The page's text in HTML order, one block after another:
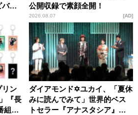
バリ
公開収録で素顔全開！
2026.08.07 AD
リン
『長
組グ
ダイアモンド✡ユカイ、「夏休
みに読んでみて」世界的ベス
トセラー『アナスタシア』を